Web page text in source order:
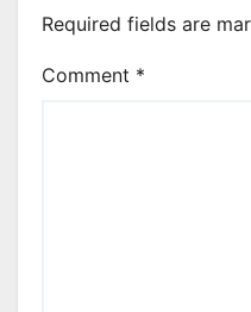
Required fields are
Comment *